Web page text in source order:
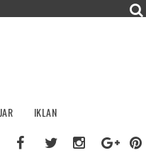
IKLAN